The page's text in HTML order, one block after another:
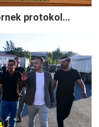
protokol...